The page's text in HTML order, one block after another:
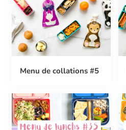
Menu de collations #5